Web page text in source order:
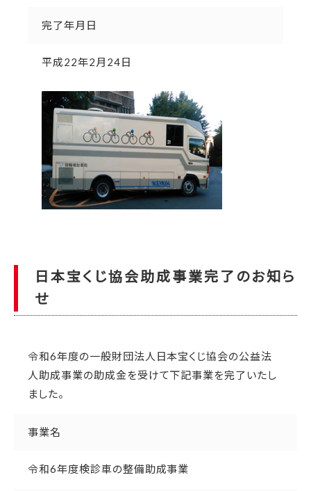
完了年月日
平成22年2月24日
日本宝くじ協会助成事業完了のお知ら
せ
令和6年度の一般財団法人日本宝くじ協会の公益法
人助成事業の助成金を受けて下記事業を完了いたし
ました。
事業名
令和6年度検診車の整備助成事業